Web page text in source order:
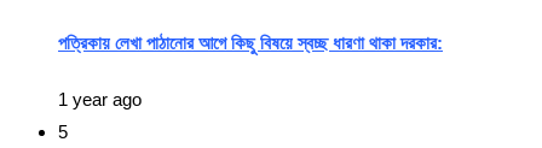
পত্রিকায় লেখা পাঠানোর আগে কিছু বিষয়ে স্বচ্ছ ধারণা থাকা দরকার:
1 year ago
5